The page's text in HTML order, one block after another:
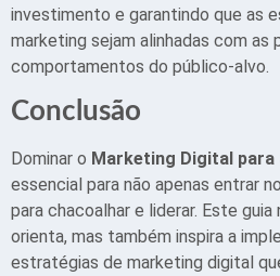
investimento e garantindo que as
marketing sejam alinhadas com as
comportamentos do público-alvo.
Conclusão
Dominar o Marketing Digital
essencial para não apenas entrar
para chacoalhar e liderar. Este guia
orienta, mas também inspira a
estratégias de marketing digital